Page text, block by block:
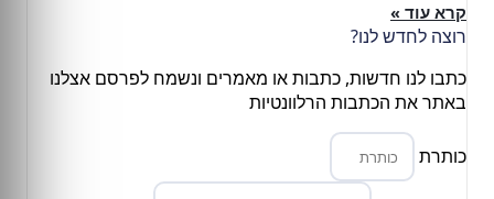
קרא עוד »
רוצה לחדש לנו?
כתבו לנו חדשות, כתבות או מאמרים ונשמח לפרסם אצלנו
באתר את הכתבות הרלוונטיות
כותרת